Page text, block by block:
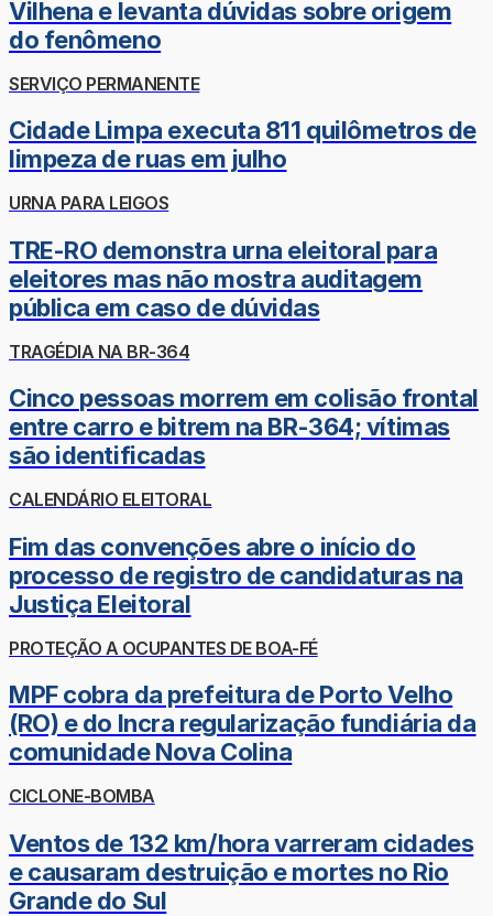
Vilhena e levanta dúvidas sobre origem
do fenômeno
SERVIÇO PERMANENTE
Cidade Limpa executa 811 quilômetros de
limpeza de ruas em julho
URNA PARA LEIGOS
TRE-RO demonstra urna eleitoral para
eleitores mas não mostra auditagem
pública em caso de dúvidas
TRAGÉDIA NA BR-364
Cinco pessoas morrem em colisão frontal
entre carro e bitrem na BR-364; vítimas
são identificadas
CALENDÁRIO ELEITORAL
Fim das convenções abre o início do
processo de registro de candidaturas na
Justiça Eleitoral
PROTEÇÃO A OCUPANTES DE BOA-FÉ
MPF cobra da prefeitura de Porto Velho
(RO) e do Incra regularização fundiária da
comunidade Nova Colina
CICLONE-BOMBA
Ventos de 132 km/hora varreram cidades
e causaram destruição e mortes no Rio
Grande do Sul